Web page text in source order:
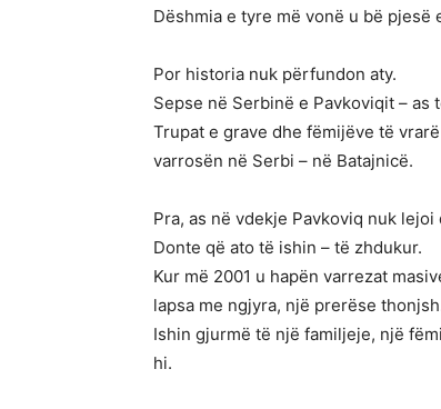
Dëshmia e tyre më vonë u bë pjesë
Por historia nuk përfundon aty.
Sepse në Serbinë e Pavkoviqit – as
Trupat e grave dhe fëmijëve të
varrosën në Serbi – në Batajnicë.
Pra, as në vdekje Pavkoviq nuk
Donte që ato të ishin – të zhdukur.
Kur më 2001 u hapën varrezat
lapsa me ngjyra, një prerëse
Ishin gjurmë të një familjeje, një
hi.